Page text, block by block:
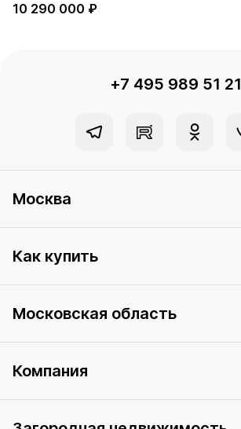
10 290 000 ₽
+7 495 989 51 21
Москва
Как купить
Московская область
Компания